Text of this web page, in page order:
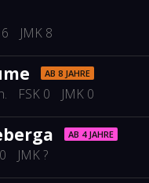
JMK 8
AB 8 JAHRE
FSK 0 JMK 0
AB 4 JAHRE
JMK ?